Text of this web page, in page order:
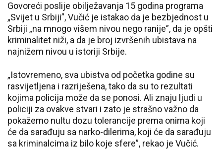
Govoreći poslije obilježavanja 15 godina programa
„Svijet u Srbiji”, Vučić je istakao da je bezbjednost u
Srbiji „na mnogo višem nivou nego ranije”, da je opšti
kriminalitet niži, a da je broj izvršenih ubistava na
najnižem nivou u istoriji Srbije.
„Istovremeno, sva ubistva od početka godine su
rasvijetljena i razriješena, tako da su to rezultati
kojima policija može da se ponosi. Ali znaju ljudi u
policiji za ovakve stvari i zato je strašno važno da
pokažemo nultu dozu tolerancije prema onima koji
će da sarađuju sa narko-dilerima, koji će da sarađuju
sa kriminalcima iz bilo koje sfere”, rekao je Vučić.